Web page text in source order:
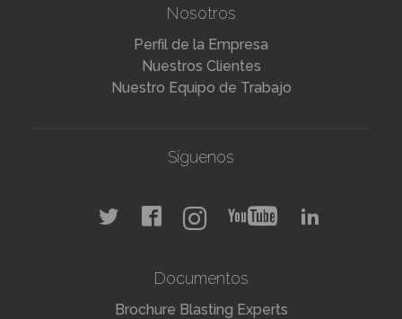
Nosotros
Perfil de la Empresa
Nuestros Clientes
Nuestro Equipo de Trabajo
Síguenos
Documentos
Brochure Blasting Experts